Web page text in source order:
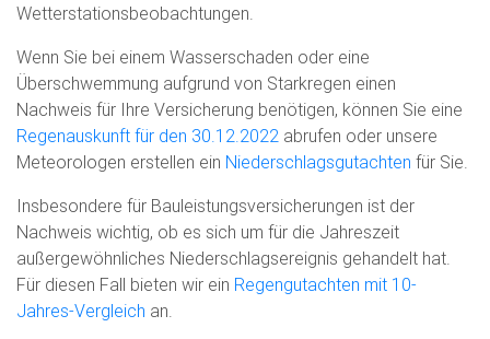
Wetterstationsbeobachtungen.
Wenn Sie bei einem Wasserschaden oder eine
Überschwemmung aufgrund von Starkregen einen
Nachweis für Ihre Versicherung benötigen, können Sie eine
Regenauskunft für den 30.12.2022 abrufen oder unsere
Meteorologen erstellen ein Niederschlagsgutachten für Sie.
Insbesondere für Bauleistungsversicherungen ist der
Nachweis wichtig, ob es sich um für die Jahreszeit
außergewöhnliches Niederschlagsereignis gehandelt hat.
Für diesen Fall bieten wir ein Regengutachten mit 10-
Jahres-Vergleich an.